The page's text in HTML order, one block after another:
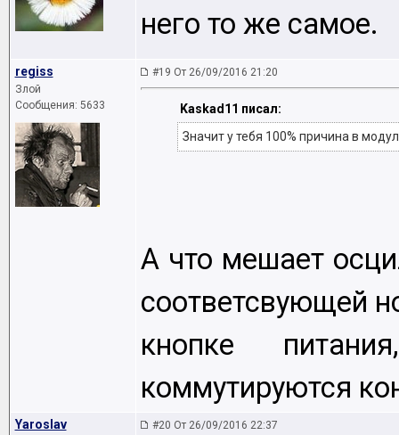
него то же самое.
regiss
Злой
Сообщения: 5633
#19 От 26/09/2016 21:20
Kaskad11 писал:
Значит у тебя 100% причина в
А что мешает
соответсвующей
кнопке
коммутируются
Yaroslav #20 От 26/09/2016 22:37